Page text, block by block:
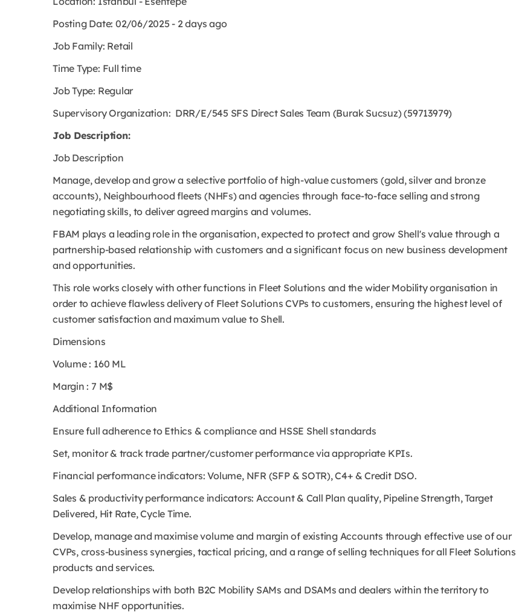
Posting Date: 02/06/2025 - 2 days ago
Job Family: Retail
Time Type: Full time
Job Type: Regular
Supervisory Organization: DRR/E/545 SFS Direct Sales Team (Burak Sucsuz) (59713979)
Job Description:
Job Description
Manage, develop and grow a selective portfolio of high-value customers (gold, silver and bronze
accounts), Neighbourhood fleets (NHFs) and agencies through face-to-face selling and strong
negotiating skills, to deliver agreed margins and volumes.
FBAM plays a leading role in the organisation, expected to protect and grow Shell's value through a
partnership-based relationship with customers and a significant focus on new business development
and opportunities.
This role works closely with other functions in Fleet Solutions and the wider Mobility organisation in
order to achieve flawless delivery of Fleet Solutions CVPs to customers, ensuring the highest level of
customer satisfaction and maximum value to Shell.
Dimensions
Volume : 160 ML
Margin : 7 M$
Additional Information
Ensure full adherence to Ethics & compliance and HSSE Shell standards
Set, monitor & track trade partner/customer performance via appropriate KPIs.
Financial performance indicators: Volume, NFR (SFP & SOTR), C4+ & Credit DSO.
Sales & productivity performance indicators: Account & Call Plan quality, Pipeline Strength, Target
Delivered, Hit Rate, Cycle Time.
Develop, manage and maximise volume and margin of existing Accounts through effective use of our
CVPs, cross-business synergies, tactical pricing, and a range of selling techniques for all Fleet Solutions
products and services.
Develop relationships with both B2C Mobility SAMs and DSAMs and dealers within the territory to
maximise NHF opportunities.